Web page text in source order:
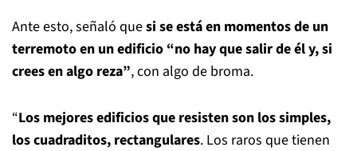
Ante esto, señaló quesi se está en momentos de un
terremoto en un edificio “no hay que salir de él y, si
crees en algo reza”, con algo de broma.
“Los mejores edificios que resisten son los simples,
los cuadraditos, rectangulares. Los raros que tienen